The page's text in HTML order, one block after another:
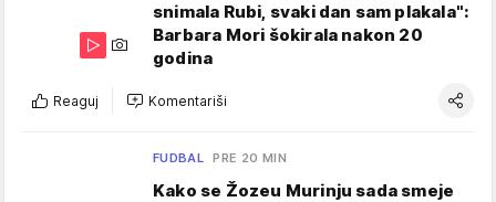
snimala Rubi, svaki dan sam plakala":
Barbara Mori šokirala nakon 20
godina
Reaguj Komentariši
FUDBAL PRE 20 MIN
Kako se Žozeu Murinju sada smeje